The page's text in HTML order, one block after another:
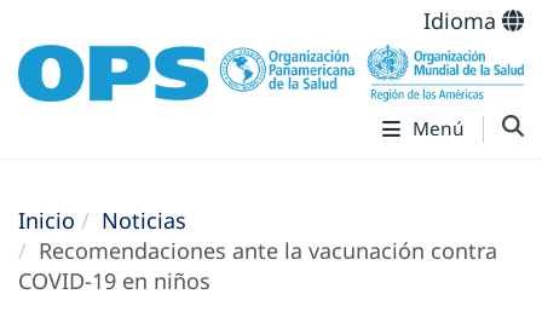
Idioma
Menú
Inicio
Noticias
Recomendaciones ante la vacunación contra
COVID-19 en niños